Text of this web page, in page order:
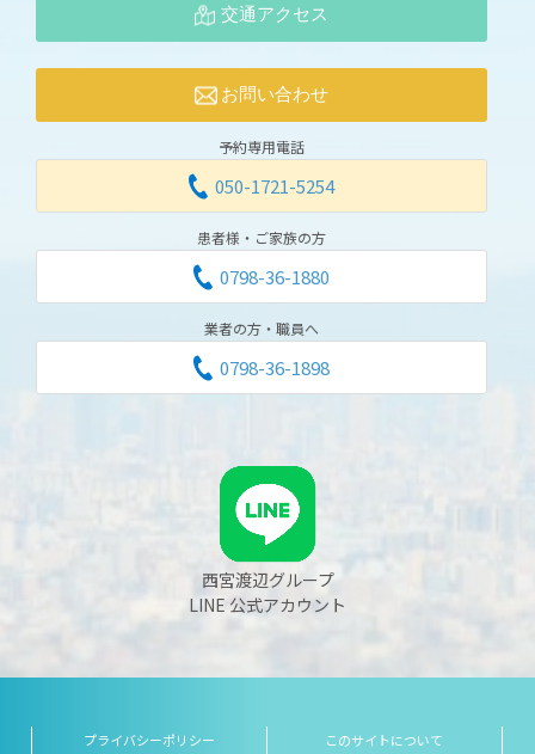
交通アクセス
お問い合わせ
予約専用電話
050-1721-5254
患者様・ご家族の方
0798-36-1880
業者の方・職員へ
0798-36-1898
西宮渡辺グループ
LINE 公式アカウント
プライバシーポリシー このサイトについて